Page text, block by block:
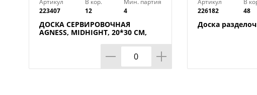
Артикул
223407
В кор.
12
Мин. партия
4
ДОСКА СЕРВИРОВОЧНАЯ
AGNESS, MIDHIGHT, 20*30 СМ,
Артикул
226182
В
48
Доска